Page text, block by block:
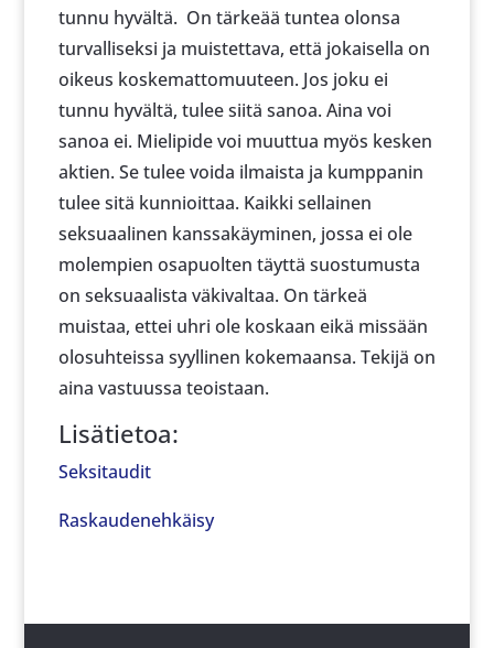
tunnu hyvältä. On tärkeää tuntea olonsa
turvalliseksi ja muistettava, että jokaisella on
oikeus koskemattomuuteen. Jos joku ei
tunnu hyvältä, tulee siitä sanoa. Aina voi
sanoa ei. Mielipide voi muuttua myös kesken
aktien. Se tulee voida ilmaista ja kumppanin
tulee sitä kunnioittaa. Kaikki sellainen
seksuaalinen kanssakäyminen, jossa ei ole
molempien osapuolten täyttä suostumusta
on seksuaalista väkivaltaa. On tärkeä
muistaa, ettei uhri ole koskaan eikä missään
olosuhteissa syyllinen kokemaansa. Tekijä on
aina vastuussa teoistaan.
Lisätietoa:
Seksitaudit
Raskaudenehkäisy